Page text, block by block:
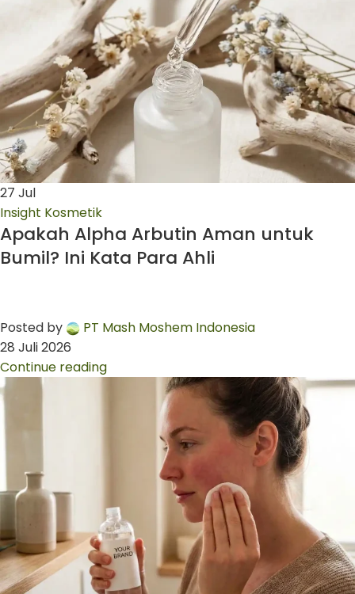
27 Jul
Insight Kosmetik
Apakah Alpha Arbutin Aman untuk
Bumil? Ini Kata Para Ahli
Posted by
PT Mash Moshem Indonesia
28 Juli 2026
Continue reading